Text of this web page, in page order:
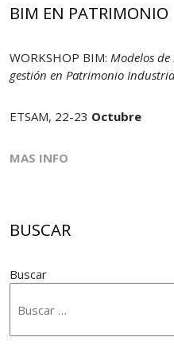
BIM EN PATRIMONIO
WORKSHOP BIM: Modelos
gestión en Patrimonio
ETSAM, 22-23 Octubre
MAS INFO
BUSCAR
Buscar